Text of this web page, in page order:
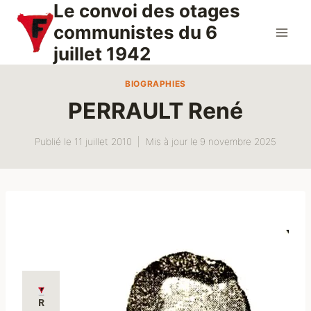
contenu
Le convoi des otages
communistes du 6
juillet 1942
BIOGRAPHIES
PERRAULT René
Publié le 11 juillet 2010 Mis à jour le 9 novembre 2025
R